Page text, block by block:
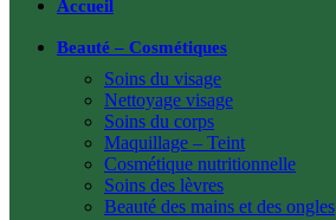
Accueil
Beauté – Cosmétiques
Soins du visage
Nettoyage visage
Soins du corps
Maquillage – Teint
Cosmétique nutritionnelle
Soins des lèvres
Beauté des mains et des ongles